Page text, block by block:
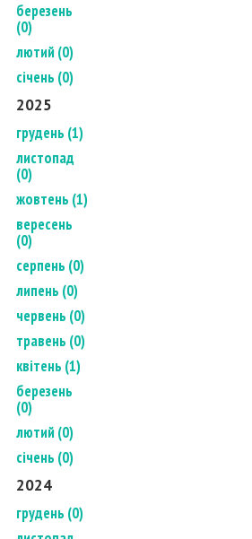
березень
(0)
лютий (0)
січень (0)
2025
грудень (1)
листопад
(0)
жовтень (1)
вересень
(0)
серпень (0)
липень (0)
червень (0)
травень (0)
квітень (1)
березень
(0)
лютий (0)
січень (0)
2024
грудень (0)